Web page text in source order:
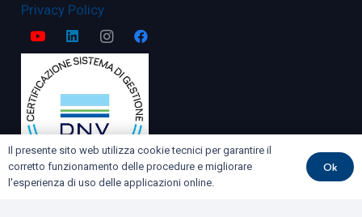
Privacy Policy
Il presente sito web utilizza cookie tecnici per garantire il
corretto funzionamento delle procedure e migliorare
l'esperienza di uso delle applicazioni online.
Ok